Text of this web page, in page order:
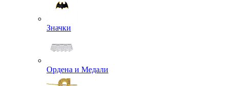
Значки
Ордена и Медали